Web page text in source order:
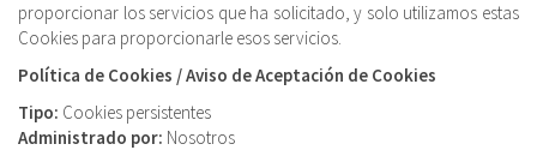
proporcionar los servicios que ha solicitado, y solo utilizamos estas
Cookies para proporcionarle esos servicios.
Política de Cookies / Aviso de Aceptación de Cookies
Tipo: Cookies persistentes
Administrado por: Nosotros